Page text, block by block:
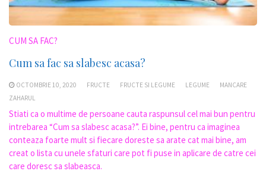
CUM SA FAC?
Cum sa fac sa slabesc acasa?
OCTOMBRIE 10, 2020 FRUCTE FRUCTE SI LEGUME LEGUME
MANCARE
ZAHARUL
Stiati ca o multime de persoane cauta raspunsul cel mai bun pentru
intrebarea “Cum sa slabesc acasa?”. Ei bine, pentru ca imaginea
conteaza foarte mult si fiecare doreste sa arate cat mai bine, am
creat o lista cu unele sfaturi care pot fi puse in aplicare de catre cei
care doresc sa slabeasca.